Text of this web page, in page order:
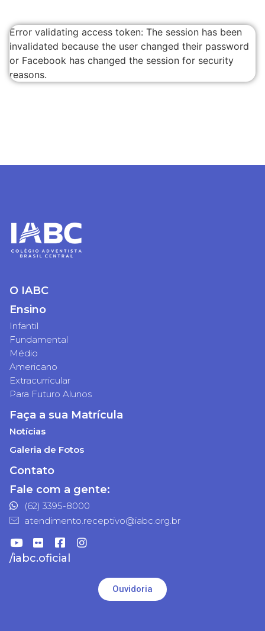
Error validating access token: The session has been
invalidated because the user changed their password
or Facebook has changed the session for security
reasons.
O IABC
Ensino
Infantil
Fundamental
Médio
Americano
Extracurricular
Para Futuro Alunos
Faça a sua Matrícula
Notícias
Galeria de Fotos
Contato
Fale com a gente:
(62) 3395-8000
atendimento.receptivo@iabc.org.br
/iabc.oficial
Ouvidoria